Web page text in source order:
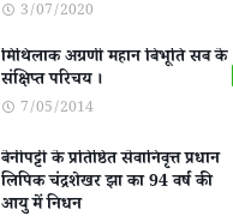
3/07/2020
मिथिलाक अग्रणी महान बिभूति सब के
संक्षिप्त परिचय ।
7/05/2014
बेनीपट्टी के प्रतिष्ठित सेवानिवृत्त प्रधान
लिपिक चंद्रशेखर झा का 94 वर्ष की
आयु में निधन